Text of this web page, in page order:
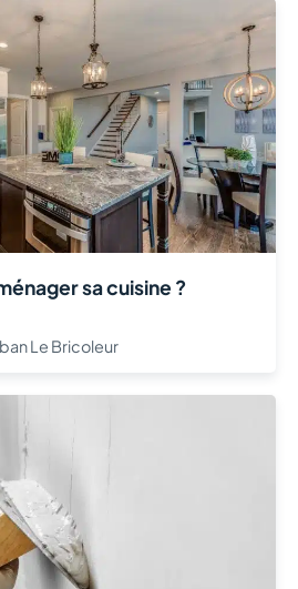
sa cuisine ?
Le Bricoleur